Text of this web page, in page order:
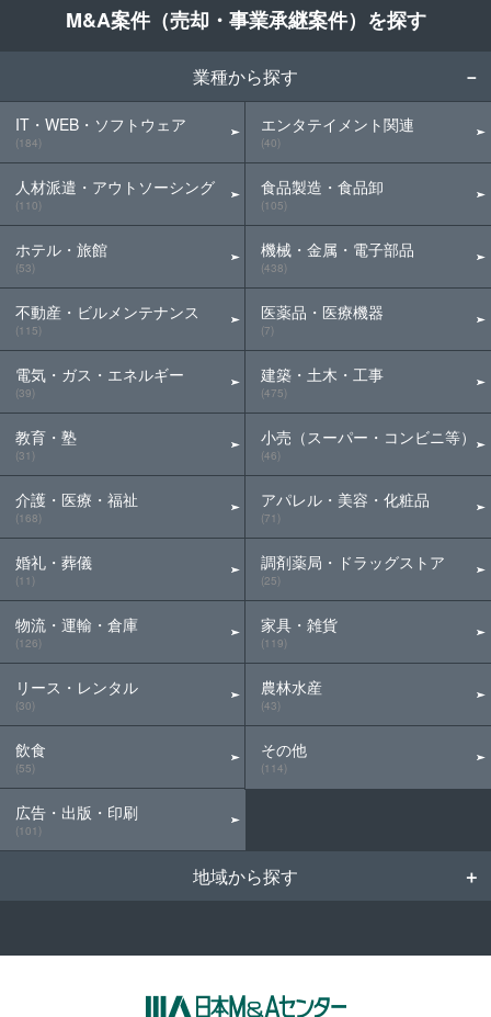
M&A案件（売却・事業承継案件）を探す
業種から探す
IT・WEB・ソフトウェア
(184)
人材派遣・アウトソーシング
(110)
ホテル・旅館
(53)
不動産・ビルメンテナンス
(115)
電気・ガス・エネルギー
(39)
教育・塾
(31)
介護・医療・福祉
(168)
婚礼・葬儀
(11)
物流・運輸・倉庫
(126)
リース・レンタル
(30)
飲食
(55)
広告・出版・印刷
(101)
エンタテイメント関連
(40)
食品製造・食品卸
(105)
機械・金属・電子部品
(438)
医薬品・医療機器
(7)
建築・土木・工事
(475)
小売（スーパー・コンビニ等）
(46)
アパレル・美容・化粧品
(71)
調剤薬局・ドラッグストア
(25)
家具・雑貨
(119)
農林水産
(43)
その他
(114)
地域から探す